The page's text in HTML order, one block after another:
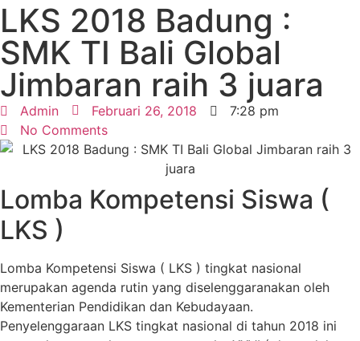
LKS 2018 Badung :
SMK TI Bali Global
Jimbaran raih 3 juara
Admin Februari 26, 2018
7:28 pm
No Comments
Lomba Kompetensi Siswa (
LKS )
Lomba Kompetensi Siswa ( LKS ) tingkat nasional
merupakan agenda rutin yang diselenggaranakan oleh
Kementerian Pendidikan dan Kebudayaan.
Penyelenggaraan LKS tingkat nasional di tahun 2018 ini